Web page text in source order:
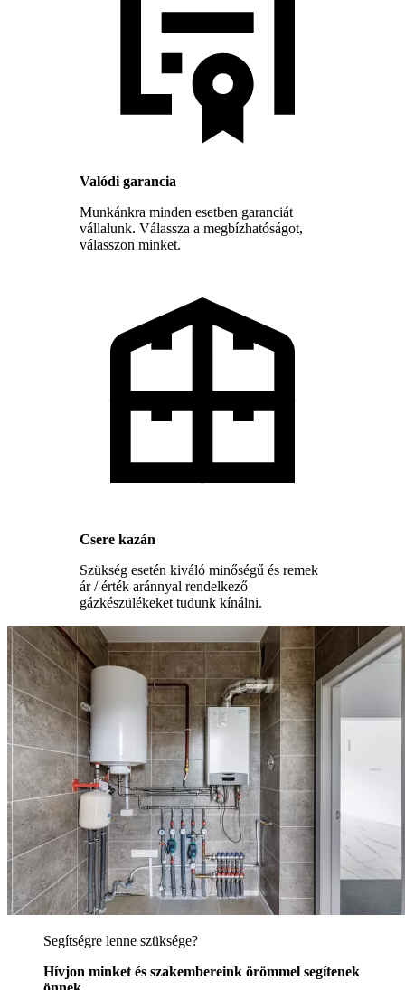
Valódi garancia
Munkánkra minden esetben garanciát
vállalunk. Válassza a megbízhatóságot,
válasszon minket.
Csere kazán
Szükség esetén kiváló minőségű és remek
ár / érték aránnyal rendelkező
gázkészülékeket tudunk kínálni.
Segítségre lenne szüksége?
Hívjon minket és szakembereink örömmel segítenek